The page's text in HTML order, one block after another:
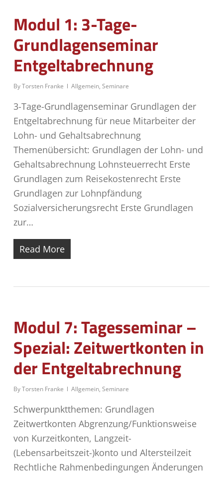
Modul 1: 3-Tage-
Grundlagenseminar
Entgeltabrechnung
ByTorsten Franke Allgemein, Seminare
3-Tage-Grundlagenseminar Grundlagen der
Entgeltabrechnung für neue Mitarbeiter der
Lohn- und Gehaltsabrechnung
Themenübersicht: Grundlagen der Lohn- und
Gehaltsabrechnung Lohnsteuerrecht Erste
Grundlagen zum Reisekostenrecht Erste
Grundlagen zur Lohnpfändung
Sozialversicherungsrecht Erste Grundlagen
zur…
Read More
Modul 7: Tagesseminar –
Spezial: Zeitwertkonten in
der Entgeltabrechnung
ByTorsten Franke Allgemein, Seminare
Schwerpunktthemen: Grundlagen
Zeitwertkonten Abgrenzung/Funktionsweise
von Kurzeitkonten, Langzeit-
(Lebensarbeitszeit-)konto und Altersteilzeit
Rechtliche Rahmenbedingungen Änderungen